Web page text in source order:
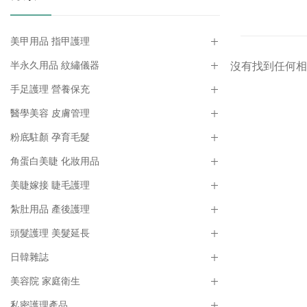
美甲用品 指甲護理
半永久用品 紋繡儀器
手足護理 營養保充
醫學美容 皮膚管理
粉底駐顏 孕育毛髮
角蛋白美睫 化妝用品
美睫嫁接 睫毛護理
紮肚用品 產後護理
頭髮護理 美髮延長
日韓雜誌
美容院 家庭衛生
沒有找到任何